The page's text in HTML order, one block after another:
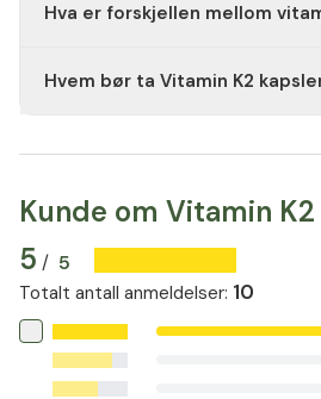
Hva er forskjellen mellom
og er spesielt viktig for
blodårene. Vitamin K2 i kapslene
arteriene.
Hvem bør ta Vitamin K2
50 år, da risikoen for
utilstrekkelig inntak av vitamin K
eller med et økt behov for kalsium
inntaket.
Kunde om Vitamin
5 / 5
Totalt antall anmeldelser: 10